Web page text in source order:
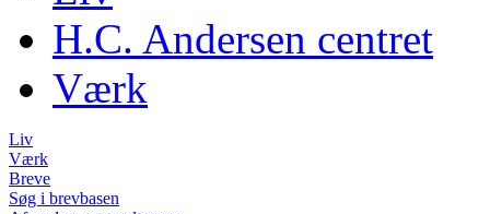
H.C. Andersen centret
Værk
Liv
Værk
Breve
Søg i brevbasen